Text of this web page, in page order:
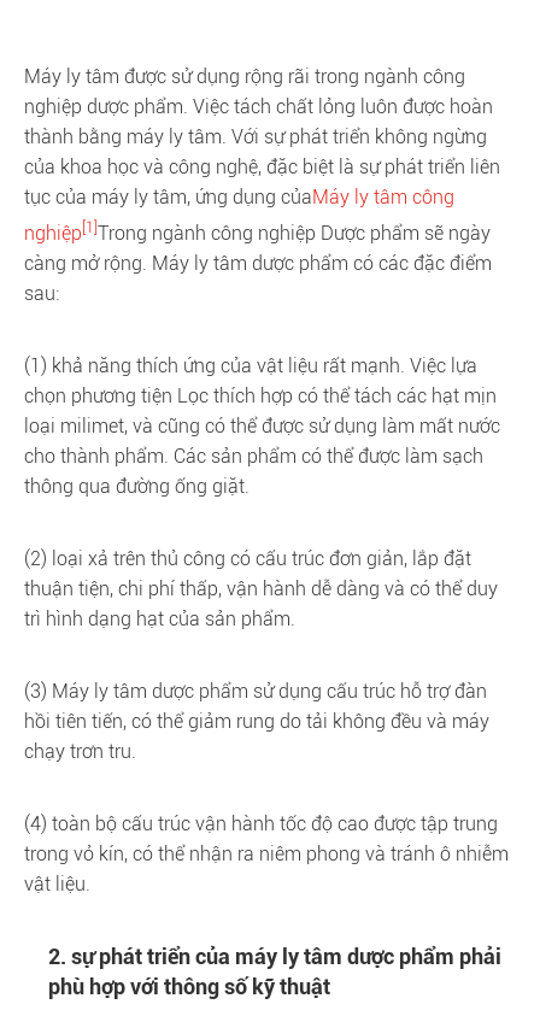
Máy ly tâm được sử dụng rộng rãi trong ngành công
nghiệp dược phẩm. Việc tách chất lỏng luôn được hoàn
thành bằng máy ly tâm. Với sự phát triển không ngừng
của khoa học và công nghệ, đặc biệt là sự phát triển liên
tục của máy ly tâm, ứng dụng củaMáy ly tâm công
nghiệp [1] Trong ngành công nghiệp Dược phẩm sẽ ngày
càng mở rộng. Máy ly tâm dược phẩm có các đặc điểm
sau:
(1) khả năng thích ứng của vật liệu rất mạnh. Việc lựa
chọn phương tiện Lọc thích hợp có thể tách các hạt mịn
loại milimet, và cũng có thể được sử dụng làm mất nước
cho thành phẩm. Các sản phẩm có thể được làm sạch
thông qua đường ống giặt.
(2) loại xả trên thủ công có cấu trúc đơn giản, lắp đặt
thuận tiện, chi phí thấp, vận hành dễ dàng và có thể duy
trì hình dạng hạt của sản phẩm.
(3) Máy ly tâm dược phẩm sử dụng cấu trúc hỗ trợ đàn
hồi tiên tiến, có thể giảm rung do tải không đều và máy
chạy trơn tru.
(4) toàn bộ cấu trúc vận hành tốc độ cao được tập trung
trong vỏ kín, có thể nhận ra niêm phong và tránh ô nhiễm
vật liệu.
2. sự phát triển của máy ly tâm dược phẩm phải
phù hợp với thông số kỹ thuật